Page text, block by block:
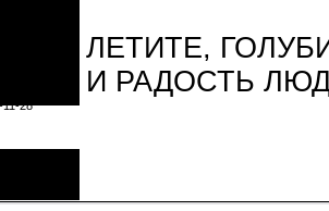
11-28
ЛЕТИТЕ,
И РАДОСТЬ